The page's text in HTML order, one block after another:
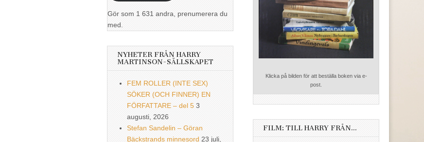
Gör som 1 631 andra, prenumerera du
med.
NYHETER FRÅN HARRY
MARTINSON-SÄLLSKAPET
FEM ROLLER (INTE SEX)
SÖKER (OCH FINNER) EN
FÖRFATTARE – del 5 3
augusti, 2026
Stefan Sandelin – Göran
Bäckstrands minnesord 23 juli,
Klicka på bilden för att beställa boken via e-
post.
FILM: TILL HARRY FRÅN…